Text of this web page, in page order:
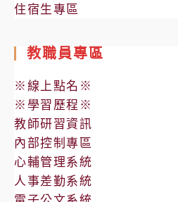
住宿生專區
教職員專區
※線上點名※
※學習歷程※
教師研習資訊
內部控制專區
心輔管理系統
人事差勤系統